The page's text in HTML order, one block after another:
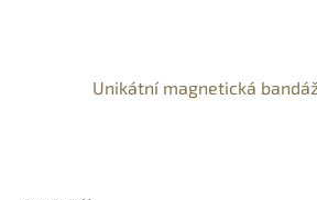
Unikátní magnetická